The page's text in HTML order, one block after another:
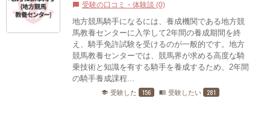
chat_bubble 受験の口コミ・体験談 (0)
地方競馬騎手になるには、養成機関である地方競
馬教養センターに入学して2年間の養成期間を終
え、騎手免許試験を受けるのが一般的です。地方
競馬教養センターでは、競馬界が求める高度な騎
乗技術と知識を有する騎手を養成するため、2年間
の騎手養成課程...
school 受験した 156 menu_book 受験したい 281